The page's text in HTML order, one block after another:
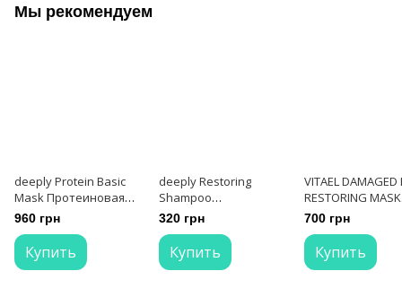
Мы рекомендуем
deeply Protein Basic
Mask Протеиновая
маска-подложка для
волос 300 мл
960 грн
Купить
deeply Restoring
Shampoo
Восстанавливающий
шампунь для волос
250 мл
320 грн
Купить
VITAEL DAMAGED
RESTORING MASK
Маска
для
волос 250 мл
700 грн
Купить